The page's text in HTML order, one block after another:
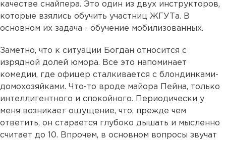
качестве снайпера. Это один из двух инструкторов,
которые взялись обучить участниц ЖГУТа. В
основном их задача - обучение мобилизованных.
Заметно, что к ситуации Богдан относится с
изрядной долей юмора. Все это напоминает
комедии, где офицер сталкивается с блондинками-
домохозяйками. Что-то вроде майора Пейна, только
интеллигентного и спокойного. Периодически у
меня возникает ощущение, что, прежде чем
ответить, он старается глубоко дышать и мысленно
считает до 10. Впрочем, в основном вопросы звучат